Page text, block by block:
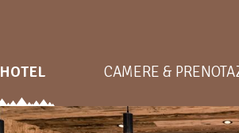
HOTEL CAMERE &